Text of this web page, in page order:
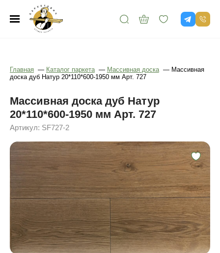
Главная — Каталог паркета — Массивная доска — Массивная
доска дуб Натур 20*110*600-1950 мм Арт. 727
Массивная доска дуб Натур
20*110*600-1950 мм Арт. 727
Артикул: SF727-2